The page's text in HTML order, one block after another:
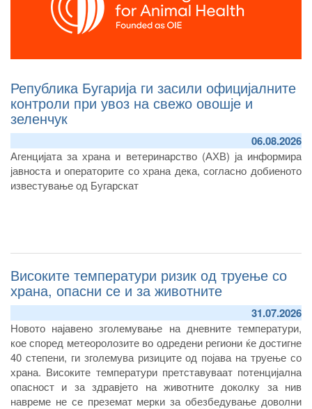
Република Бугарија ги засили официјалните
контроли при увоз на свежо овошје и
зеленчук
06.08.2026
Агенцијата за храна и ветеринарство (АХВ) ја информира
јавноста и операторите со храна дека, согласно добиеното
известување од Бугарскат
Високите температури ризик од труење со
храна, опасни се и за животните
31.07.2026
Новото најавено зголемување на дневните температури,
кое според метеоролозите во одредени региони ќе достигне
40 степени, ги зголемува ризиците од појава на труење со
храна. Високите температури претставуваат потенцијална
опасност и за здравјето на животните доколку за нив
навреме не се преземат мерки за обезбедување доволни